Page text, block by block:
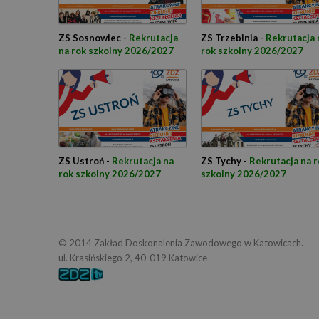
ZS Sosnowiec - Rekrutacja
na rok szkolny 2026/2027
ZS Trzebinia - Rekrutacja
rok szkolny 2026/2027
ZS Ustroń - Rekrutacja na
rok szkolny 2026/2027
ZS Tychy - Rekrutacja na
szkolny 2026/2027
© 2014 Zakład Doskonalenia Zawodowego w Katowicach.
ul. Krasińskiego 2, 40-019 Katowice